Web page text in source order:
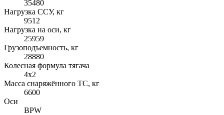
35480
Нагрузка ССУ, кг
9512
Нагрузка на оси, кг
25959
Грузоподъемность, кг
28880
Колесная формула тягача
4x2
Масса снаряжённого ТС, кг
6600
Оси
BPW